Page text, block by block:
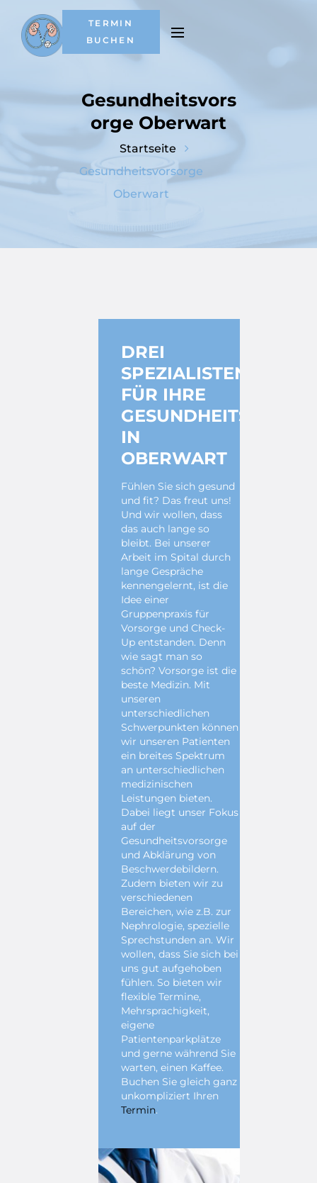
TERMIN
BUCHEN
Gesundheitsvors
orge Oberwart
Gesundheitsvorsorge
Oberwart
DREI
SPEZIALISTEN
FÜR IHRE
IN
OBERWART
Fühlen Sie sich gesund
und fit? Das freut uns!
Und wir wollen, dass
das auch lange so
bleibt. Bei unserer
Arbeit im Spital durch
lange Gespräche
kennengelernt, ist die
Idee einer
Gruppenpraxis für
Vorsorge und Check-
Up entstanden. Denn
wie sagt man so
schön? Vorsorge ist die
beste Medizin. Mit
unseren
unterschiedlichen
Schwerpunkten können
wir unseren Patienten
ein breites Spektrum
an unterschiedlichen
medizinischen
Leistungen bieten.
Dabei liegt unser Fokus
auf der
Gesundheitsvorsorge
und Abklärung von
Beschwerdebildern.
Zudem bieten wir zu
verschiedenen
Bereichen, wie z.B. zur
Nephrologie, spezielle
Sprechstunden an. Wir
wollen, dass Sie sich bei
uns gut aufgehoben
fühlen. So bieten wir
flexible Termine,
Mehrsprachigkeit,
eigene
Patientenparkplätze
und gerne während Sie
warten, einen Kaffee.
Buchen Sie gleich ganz
unkompliziert Ihren
Termin.